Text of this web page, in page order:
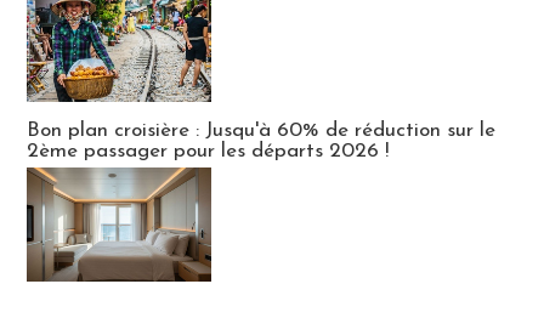
Bon plan croisière : Jusqu'à 60% de réduction sur le
2ème passager pour les départs 2026 !